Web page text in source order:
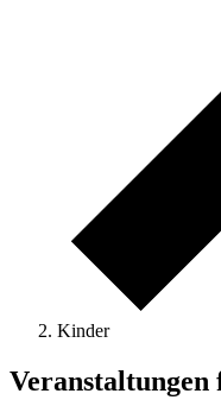
Kinder
Veranstaltungen